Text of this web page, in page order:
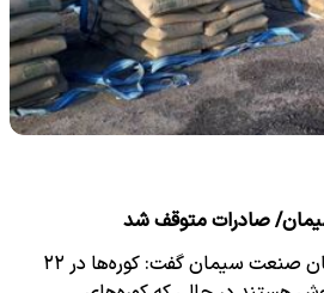
دبیر انجمن صنفی کارفرمایان صنعت سیمان گفت: کوره‌ها در ۲۲